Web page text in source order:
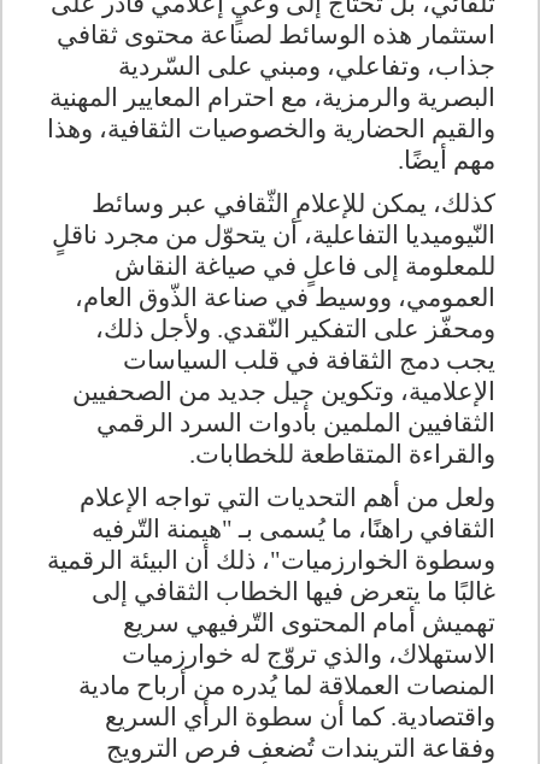
استثمار هذه الوسائط لصناعة محتوى ثقافي
جذاب، وتفاعلي، ومبني على السّردية
البصرية والرمزية، مع احترام المعايير المهنية
والقيم الحضارية والخصوصيات الثقافية، وهذا
مهم أيضًا.
كذلك، يمكن للإعلامِ الثّقافي عبر وسائط
النّيوميديا التفاعلية، أن يتحوّل من مجرد ناقلٍ
للمعلومة إلى فاعلٍ في صياغة النقاش
العمومي، ووسيط في صناعة الذّوق العام،
ومحفّز على التفكير النّقدي. ولأجل ذلك،
يجب دمج الثقافة في قلب السياسات
الإعلامية، وتكوين جيل جديد من الصحفيين
الثقافيين الملمين بأدوات السرد الرقمي
والقراءة المتقاطعة للخطابات.
ولعل من أهم التحديات التي تواجه الإعلام
الثقافي راهنًا، ما يُسمى بـ "هيمنة التّرفيه
وسطوة الخوارزميات"، ذلك أن البيئة الرقمية
غالبًا ما يتعرض فيها الخطاب الثقافي إلى
تهميش أمام المحتوى التّرفيهي سريع
الاستهلاك، والذي تروّج له خوارزميات
المنصات العملاقة لما يُدره من أرباح مادية
واقتصادية. كما أن سطوة الرأي السريع
وفقاعة التريندات تُضعف فرص الترويج